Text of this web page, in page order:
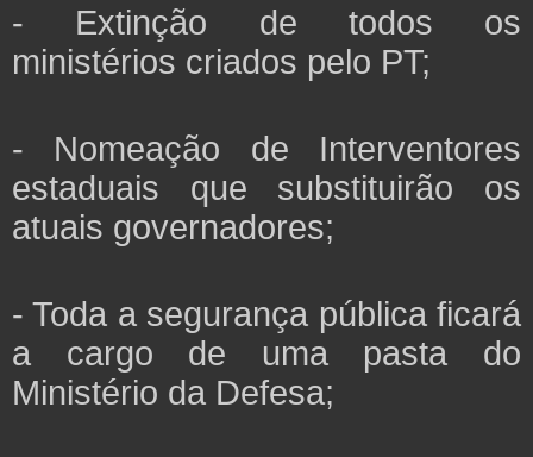
- Extinção de todos os
ministérios criados pelo PT;
- Nomeação de Interventores
estaduais que substituirão os
atuais governadores;
- Toda a segurança pública ficará
a cargo de uma pasta do
Ministério da Defesa;